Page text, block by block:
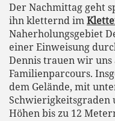
Der Nachmittag geht
ihn kletternd im
Naherholungsgebiet
einer Einweisung
Dennis trauen wir uns
Familienparcours.
dem Gelände, mit
Schwierigkeitsgraden
Höhen bis zu 12